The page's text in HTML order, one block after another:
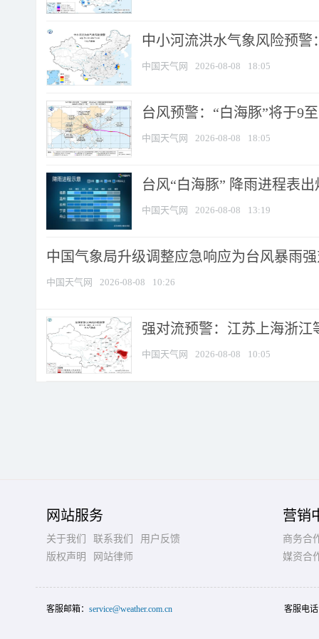
中小河流洪水气象风险预
中国天气网 2026-08-08 18:05
台风预警：“白海豚”将于9
中国天气网 2026-08-08 18:05
台风“白海豚” 降雨进程表
中国天气网 2026-08-08 13:19
中国气象局升级调整应急响应为台风暴雨
中国天气网 2026-08-08 10:26
强对流预警：江苏上海浙江
中国天气网 2026-08-08 10:05
网站服务
关于我们 联系我们
用户反馈
版权声明
网站律师
营销
商务合
媒资合
客服邮箱： service@weather.com.cn 客服电